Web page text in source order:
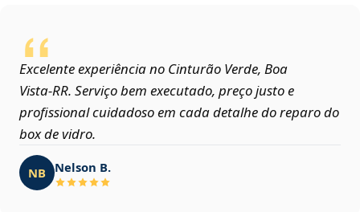
Excelente experiência no Cinturão Verde, Boa
Vista‑RR. Serviço bem executado, preço justo e
profissional cuidadoso em cada detalhe do reparo do
box de vidro.
NB Nelson B.